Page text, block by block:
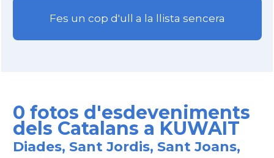
Fes un cop d'ull a la llista sencera
0 fotos d'esdeveniments
dels Catalans a KUWAIT
Diades, Sant Jordis, Sant Joans,